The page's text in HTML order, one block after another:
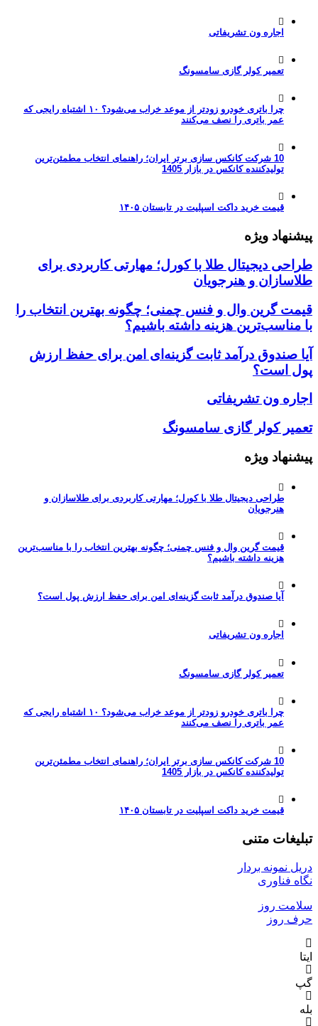
اجاره ون تشریفاتی
تعمیر کولر گازی سامسونگ
چرا باتری خودرو زودتر از موعد خراب می‌شود؟ ۱۰ اشتباه رایجی که
عمر باتری را نصف می‌کنند
10 شرکت کانکس سازی برتر ایران؛ راهنمای انتخاب مطمئن‌ترین
تولیدکننده کانکس در بازار 1405
قیمت خرید داکت اسپلیت در تابستان ۱۴۰۵
پیشنهاد ویژه
طراحی دیجیتال طلا با کورل؛ مهارتی کاربردی برای
طلاسازان و هنرجویان
قیمت گرین وال و فنس چمنی؛ چگونه بهترین انتخاب را
با مناسب‌ترین هزینه داشته باشیم؟
آیا صندوق درآمد ثابت گزینه‌ای امن برای حفظ ارزش
پول است؟
اجاره ون تشریفاتی
تعمیر کولر گازی سامسونگ
پیشنهاد ویژه
طراحی دیجیتال طلا با کورل؛ مهارتی کاربردی برای طلاسازان و
هنرجویان
قیمت گرین وال و فنس چمنی؛ چگونه بهترین انتخاب را با مناسب‌ترین
هزینه داشته باشیم؟
آیا صندوق درآمد ثابت گزینه‌ای امن برای حفظ ارزش پول است؟
اجاره ون تشریفاتی
تعمیر کولر گازی سامسونگ
چرا باتری خودرو زودتر از موعد خراب می‌شود؟ ۱۰ اشتباه رایجی که
عمر باتری را نصف می‌کنند
10 شرکت کانکس سازی برتر ایران؛ راهنمای انتخاب مطمئن‌ترین
تولیدکننده کانکس در بازار 1405
قیمت خرید داکت اسپلیت در تابستان ۱۴۰۵
تبلیغات متنی
دریل نمونه بردار
نگاه فناوری
سلامت روز
حرف روز
ایتا
گپ
بله